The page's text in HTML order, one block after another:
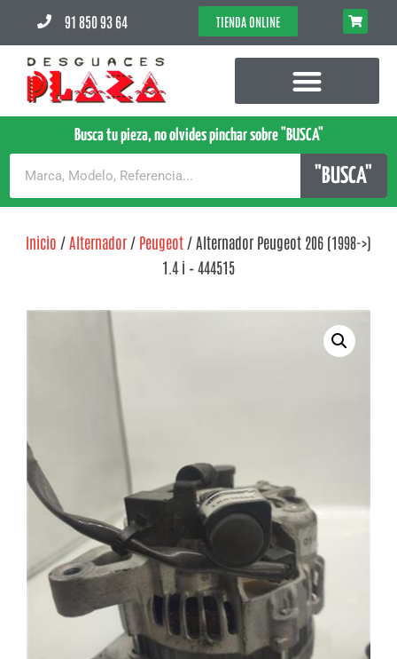
91 850 93 64 TIENDA ONLINE
Busca tu pieza, no olvides pinchar sobre "BUSCA"
"BUSCA"
Inicio / Alternador / Peugeot / Alternador Peugeot 206 (1998->)
1.4 i – 444515